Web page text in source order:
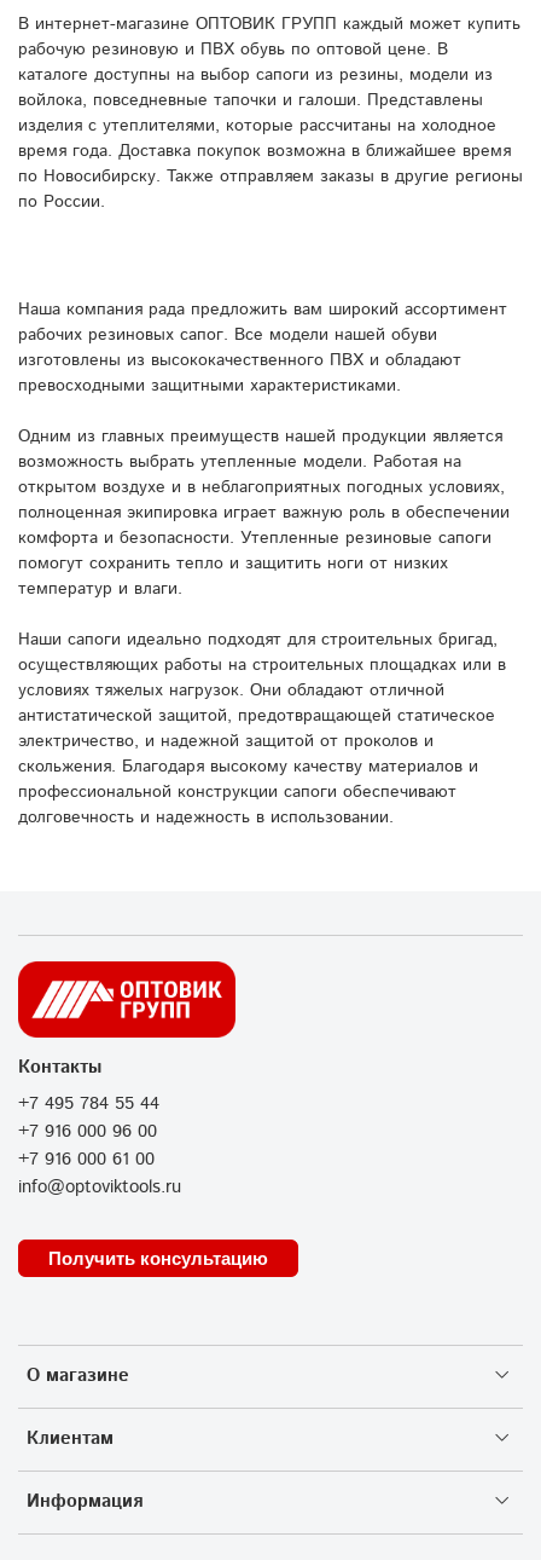
В интернет-магазине ОПТОВИК ГРУПП каждый может купить
рабочую резиновую и ПВХ обувь по оптовой цене. В
каталоге доступны на выбор сапоги из резины, модели из
войлока, повседневные тапочки и галоши. Представлены
изделия с утеплителями, которые рассчитаны на холодное
время года. Доставка покупок возможна в ближайшее время
по Новосибирску. Также отправляем заказы в другие регионы
по России.
Наша компания рада предложить вам широкий ассортимент
рабочих резиновых сапог. Все модели нашей обуви
изготовлены из высококачественного ПВХ и обладают
превосходными защитными характеристиками.
Одним из главных преимуществ нашей продукции является
возможность выбрать утепленные модели. Работая на
открытом воздухе и в неблагоприятных погодных условиях,
полноценная экипировка играет важную роль в обеспечении
комфорта и безопасности. Утепленные резиновые сапоги
помогут сохранить тепло и защитить ноги от низких
температур и влаги.
Наши сапоги идеально подходят для строительных бригад,
осуществляющих работы на строительных площадках или в
условиях тяжелых нагрузок. Они обладают отличной
антистатической защитой, предотвращающей статическое
электричество, и надежной защитой от проколов и
скольжения. Благодаря высокому качеству материалов и
профессиональной конструкции сапоги обеспечивают
долговечность и надежность в использовании.
О магазине
Клиентам
Информация
Контакты
+7 495 784 55 44
+7 916 000 96 00
+7 916 000 61 00
info@optoviktools.ru
Получить консультацию